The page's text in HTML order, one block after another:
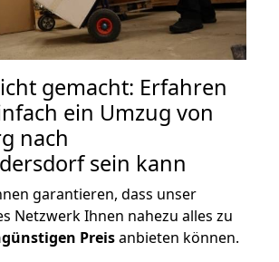
gemacht: Erfahren
ein Umzug von
nach
sein kann
garantieren, dass unser
Netzwerk Ihnen nahezu alles zu
Preisanbieten können.